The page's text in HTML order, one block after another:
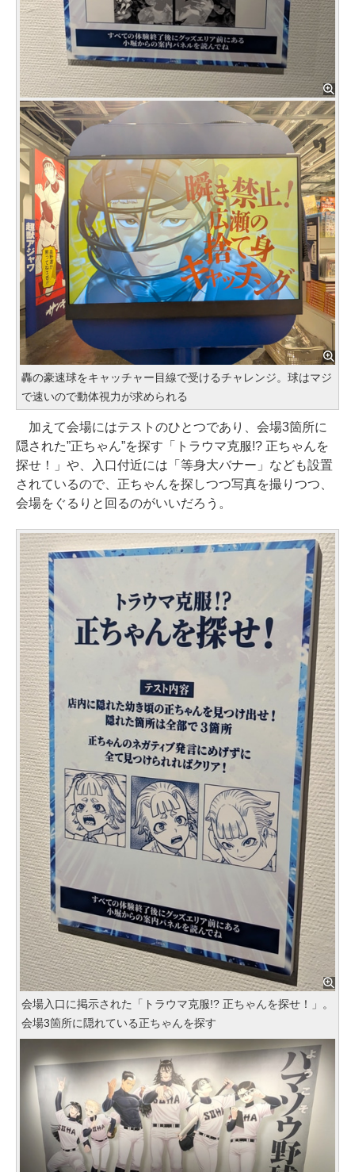
轟の豪速球をキャッチャー目線で受けるチャレンジ。球はマジ
で速いので動体視力が求められる
加えて会場にはテストのひとつであり、会場3箇所に
隠された”正ちゃん”を探す「トラウマ克服!? 正ちゃんを
探せ！」や、入口付近には「等身大バナー」なども設置
されているので、正ちゃんを探しつつ写真を撮りつつ、
会場をぐるりと回るのがいいだろう。
会場入口に掲示された「トラウマ克服!? 正ちゃんを探せ！」。
会場3箇所に隠れている正ちゃんを探す